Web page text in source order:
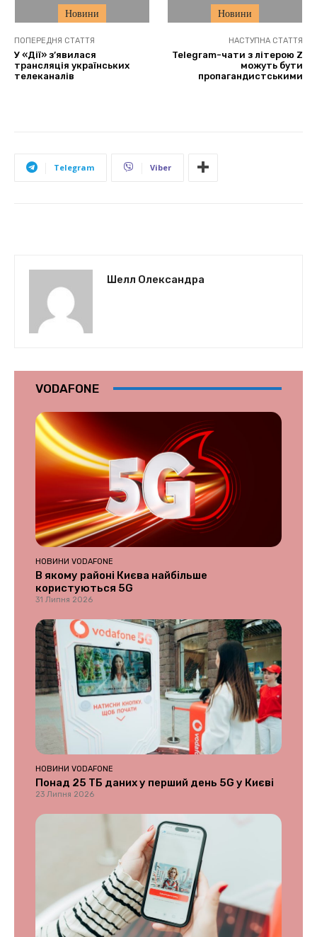
Новини Новини
ПОПЕРЕДНЯ СТАТТЯ
У «Дії» з’явилася
трансляція українських
телеканалів
НАСТУПНА СТАТТЯ
Telegram-чати з літерою Z
можуть бути
пропагандистськими
Telegram Viber
Шелл Олександра
VODAFONE
НОВИНИ VODAFONE
В якому районі Києва найбільше
користуються 5G
31 Липня 2026
НОВИНИ VODAFONE
Понад 25 ТБ даних у перший день 5G у Києві
23 Липня 2026